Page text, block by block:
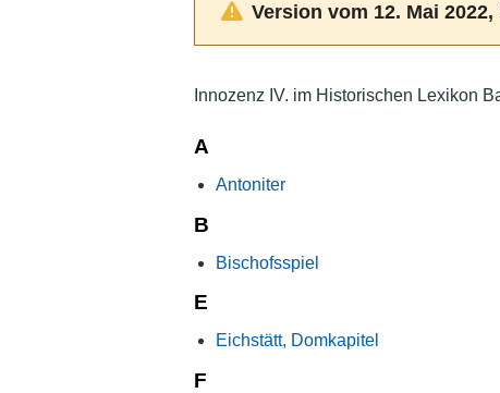
Version vom 12. Mai
Innozenz IV. im Historischen Lexikon
A
Antoniter
B
Bischofsspiel
E
Eichstätt, Domkapitel
F